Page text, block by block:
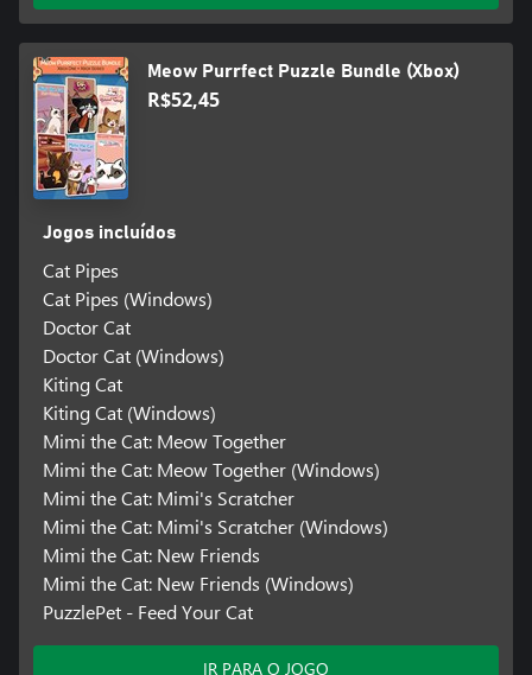
Meow Purrfect Puzzle Bundle (Xbox)
R$52,45
Jogos incluídos
Cat Pipes
Cat Pipes (Windows)
Doctor Cat
Doctor Cat (Windows)
Kiting Cat
Kiting Cat (Windows)
Mimi the Cat: Meow Together
Mimi the Cat: Meow Together (Windows)
Mimi the Cat: Mimi's Scratcher
Mimi the Cat: Mimi's Scratcher (Windows)
Mimi the Cat: New Friends
Mimi the Cat: New Friends (Windows)
PuzzlePet - Feed Your Cat
IR PARA O JOGO